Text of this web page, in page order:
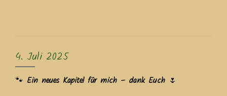
4. Juli 2025
🐾 Ein neues Kapitel für mich – dank Euch 🌷